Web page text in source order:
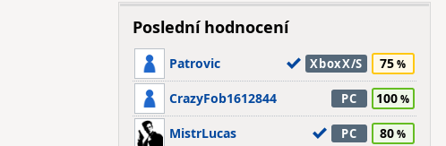
Poslední hodnocení
Patrovic XboxX/S 75
CrazyFob1612844 PC 100
MistrLucas PC 80